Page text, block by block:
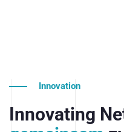
Innovation
Innovating